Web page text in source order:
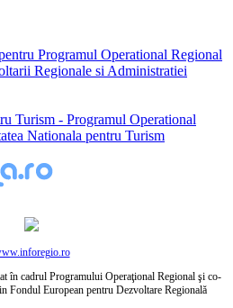
Programul Operational Regional
Regionale si Administratiei
Turism - Programul Operational
Nationala pentru Turism
în cadrul Programului Operaţional Regional şi co-
Fondul European pentru Dezvoltare Regională